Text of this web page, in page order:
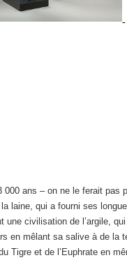
ans – on ne le ferait pas
laine, qui a fourni ses
civilisation de l’argile,
en mêlant sa salive à de la
Tigre et de l’Euphrate en